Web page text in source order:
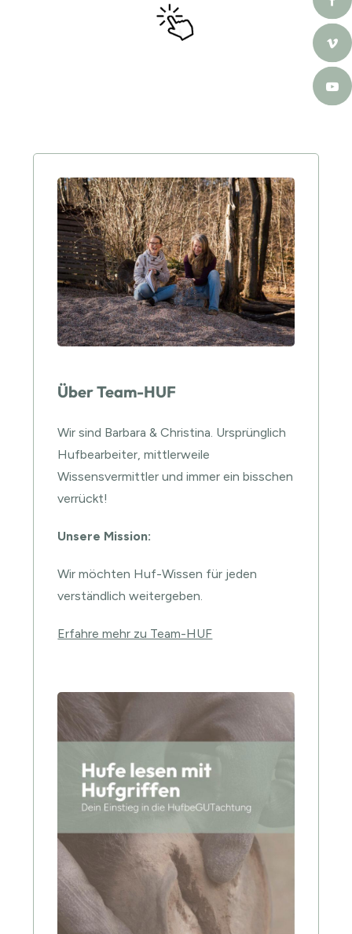
Über Team-HUF
Wir sind Barbara & Christina. Ursprünglich
Hufbearbeiter, mittlerweile
Wissensvermittler und immer ein bisschen
verrückt!
Unsere Mission:
Wir möchten Huf-Wissen für jeden
verständlich weitergeben.
Erfahre mehr zu Team-HUF